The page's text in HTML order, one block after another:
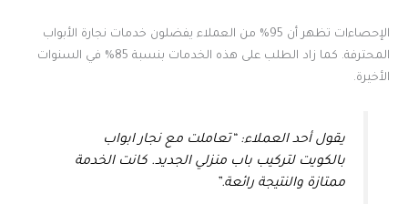
الإحصاءات تظهر أن 95% من العملاء يفضلون خدمات نجارة الأبواب
المحترفة. كما زاد الطلب على هذه الخدمات بنسبة 85% في السنوات
الأخيرة.
يقول أحد العملاء: “تعاملت مع نجار ابواب
بالكويت لتركيب باب منزلي الجديد. كانت الخدمة
ممتازة والنتيجة رائعة.”